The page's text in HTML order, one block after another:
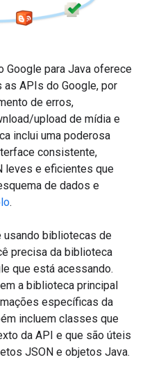
Google para Java oferece
APIs do Google, por
de erros,
upload de mídia e
inclui uma poderosa
consistente,
leves e eficientes que
de dados e
.
usando bibliotecas de
precisa da biblioteca
que está acessando.
a biblioteca principal
específicas da
incluem classes que
da API e que são úteis
JSON e objetos Java.